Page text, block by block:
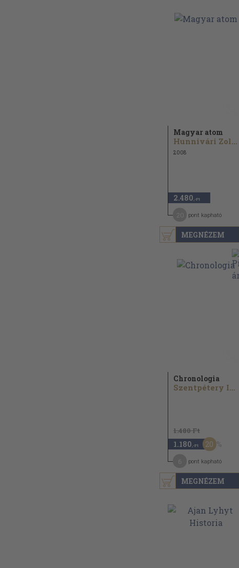
MEGNÉZEM
Magyar atom
Hunnivári Zoltán
2008
2.480 ,-Ft
pont kapható
MEGNÉZEM
Chronologia
Szentpétery Imre
1.480 Ft
1.180 ,-Ft 20
pont kapható